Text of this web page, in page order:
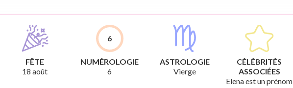
FÊTE
18 août
6
NUMÉROLOGIE
6
ASTROLOGIE
Vierge
CÉLÉBRITÉS
ASSOCIÉES
Elena est un prénom